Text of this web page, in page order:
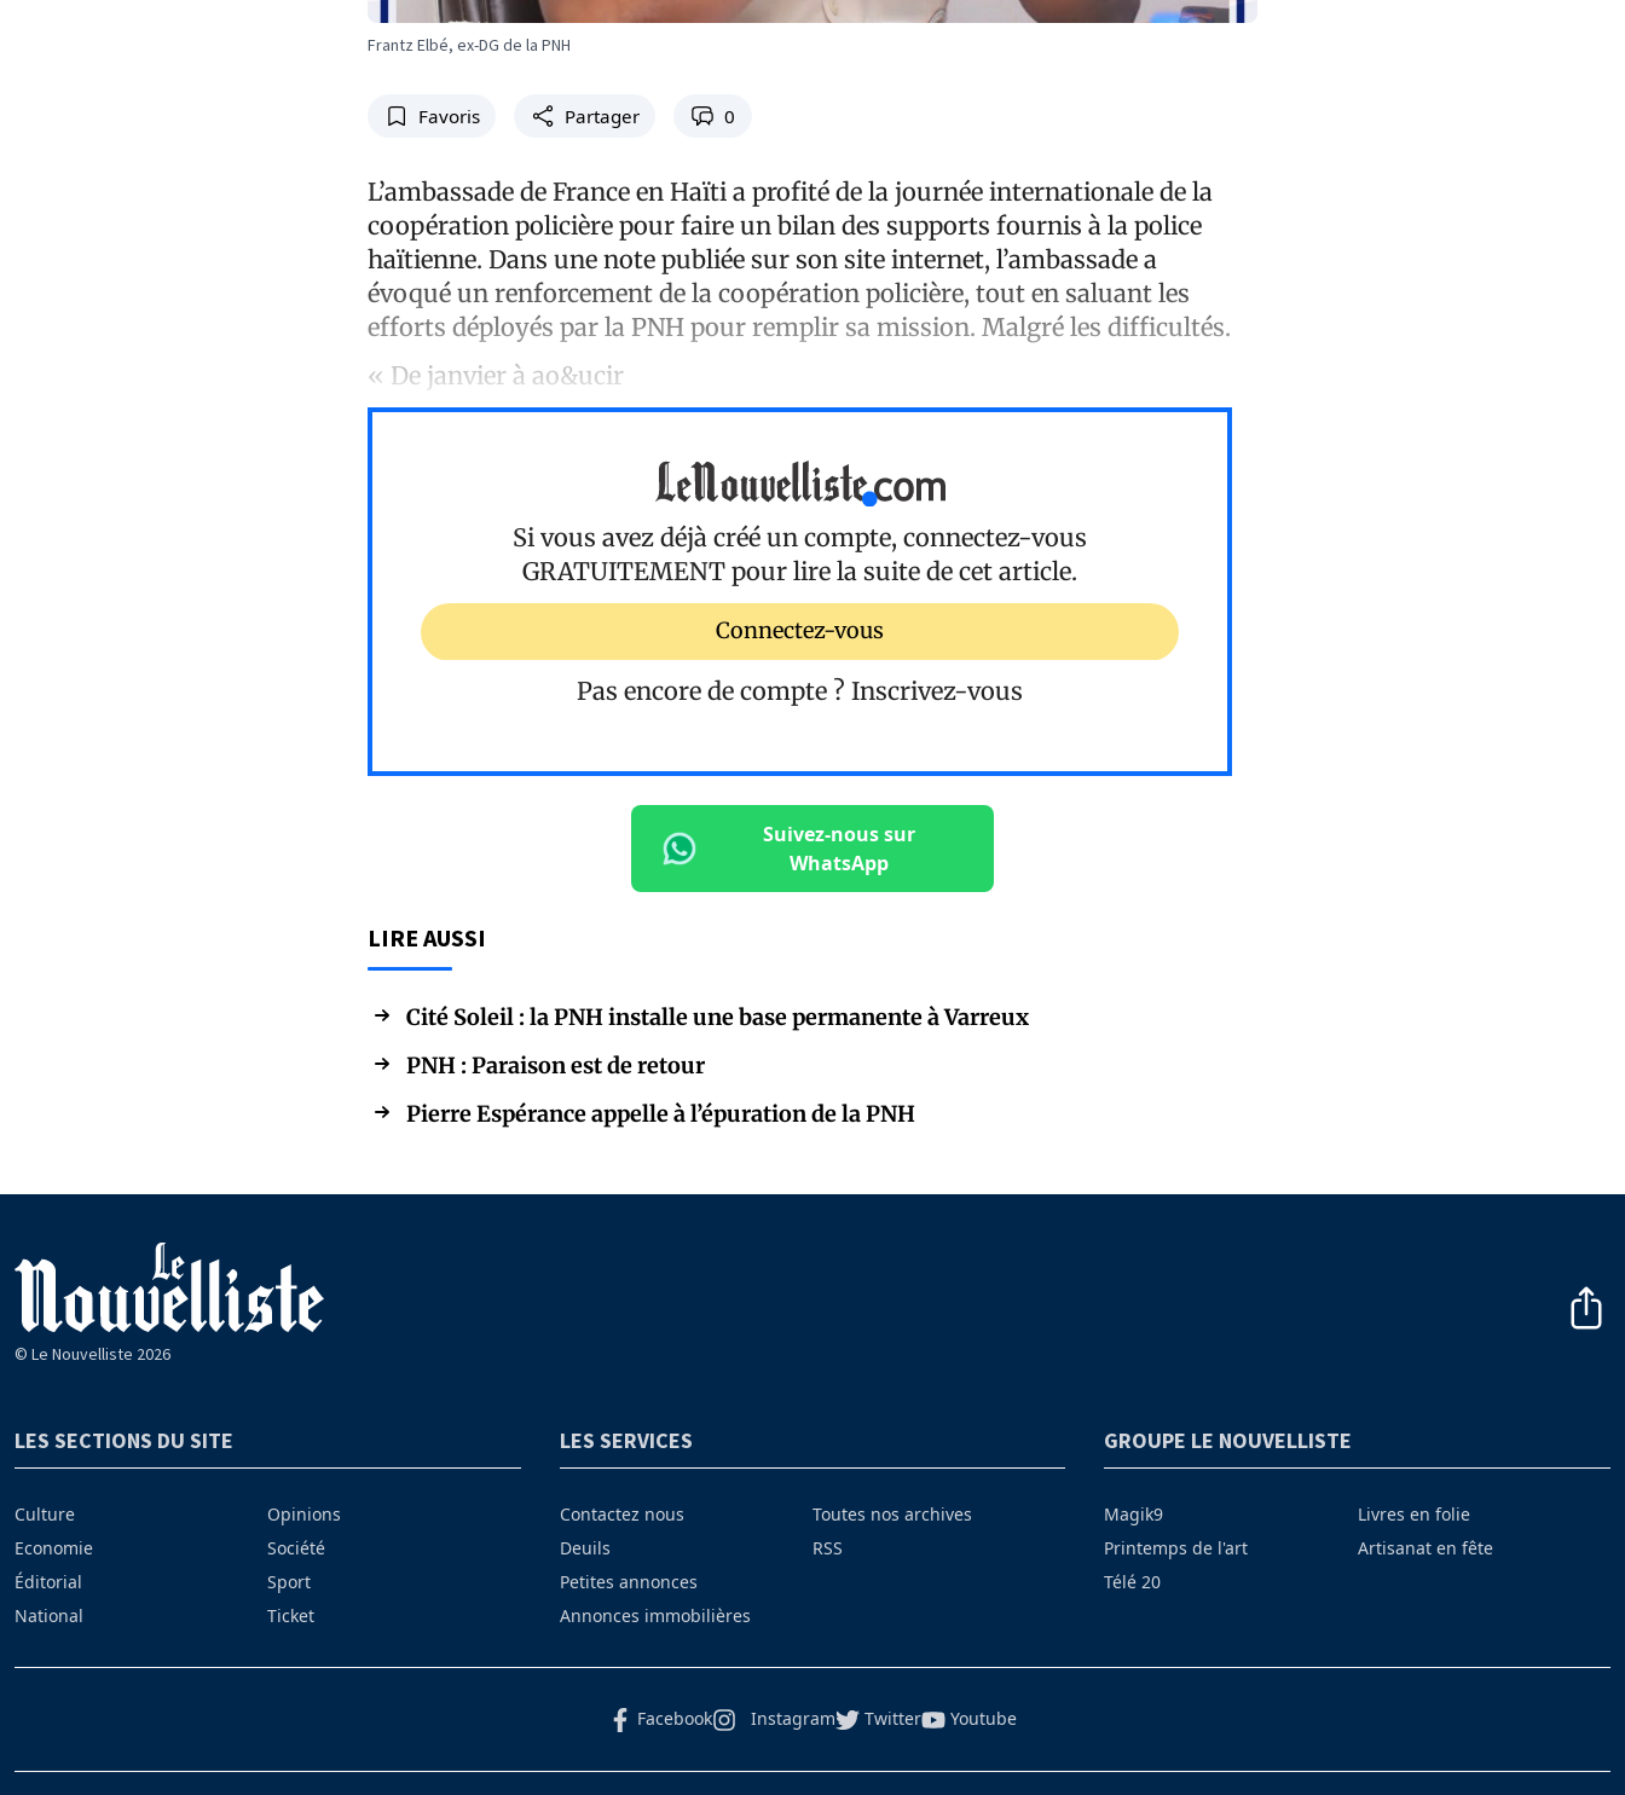
Frantz Elbé, ex-DG de la PNH
Favoris Partager 0
L’ambassade de France en Haïti a profité de la journée internationale de la
coopération policière pour faire un bilan des supports fournis à la police
haïtienne. Dans une note publiée sur son site internet, l’ambassade a
évoqué un renforcement de la coopération policière, tout en saluant les
efforts déployés par la PNH pour remplir sa mission. Malgré les difficultés.
« De janvier à ao&ucir
Si vous avez déjà créé un compte, connectez-vous
GRATUITEMENT pour lire la suite de cet article.
Connectez-vous
Pas encore de compte ? Inscrivez-vous
Suivez-nous sur
WhatsApp
LIRE AUSSI
Cité Soleil : la PNH installe une base permanente à Varreux
PNH : Paraison est de retour
Pierre Espérance appelle à l’épuration de la PNH
© Le Nouvelliste 2026
LES SECTIONS DU SITE
Culture
Economie
Éditorial
National
Opinions
Société
Sport
Ticket
LES SERVICES
Contactez nous
Deuils
Petites annonces
Annonces immobilières
Toutes nos archives
RSS
GROUPE LE NOUVELLISTE
Magik9
Printemps de l'art
Télé 20
Livres en folie
Artisanat en fête
Facebook Instagram Twitter Youtube